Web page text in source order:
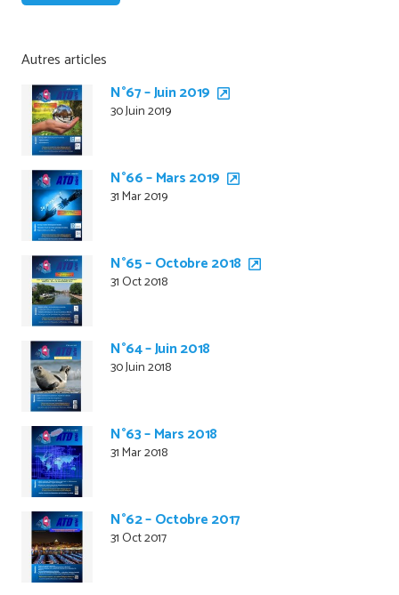
Autres articles
N°67 – Juin 2019
30 Juin 2019
N°66 – Mars 2019
31 Mar 2019
N°65 – Octobre 2018
31 Oct 2018
N°64 – Juin 2018
30 Juin 2018
N°63 – Mars 2018
31 Mar 2018
N°62 – Octobre 2017
31 Oct 2017